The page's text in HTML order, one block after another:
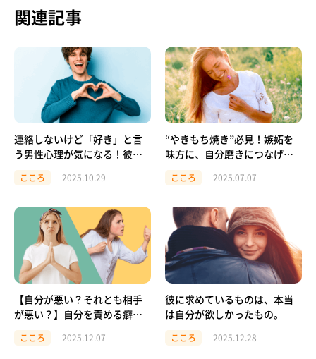
関連記事
連絡しないけど「好き」と言
う男性心理が気になる！彼の
こころ 2025.10.29
“やきもち焼き”必見！嫉妬を
味方に、自分磨きにつなげる
こころ 2025.07.07
【自分が悪い？それとも相手
が悪い？】自分を責める癖が
「自責と他責のバランス」
こころ 2025.12.07
彼に求めているものは、本当
は自分が欲しかったもの。
こころ 2025.12.28